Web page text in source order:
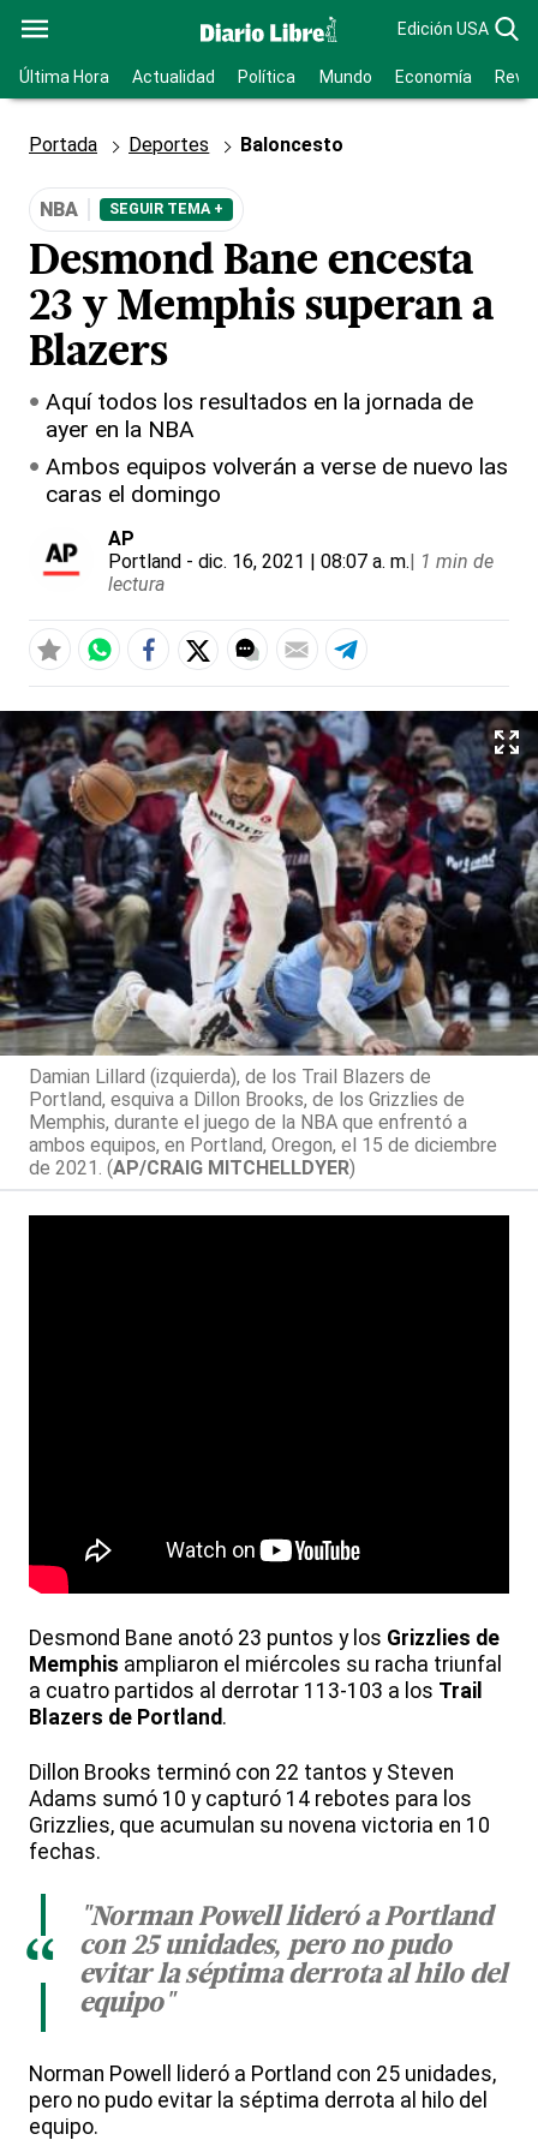
Edición USA
Última Hora Actualidad Política Mundo Economía
Portada Deportes Baloncesto
NBA SEGUIR TEMA +
Desmond Bane encesta
23 y Memphis superan a
Blazers
Aquí todos los resultados en la jornada de
ayer en la NBA
Ambos equipos volverán a verse de nuevo las
caras el domingo
AP
Portland - dic. 16, 2021 | 08:07 a. m.| 1 min de
lectura
Damian Lillard (izquierda), de los Trail Blazers de
Portland, esquiva a Dillon Brooks, de los Grizzlies de
Memphis, durante el juego de la NBA que enfrentó a
ambos equipos, en Portland, Oregon, el 15 de diciembre
de 2021. (AP/CRAIG MITCHELLDYER)
Desmond Bane anotó 23 puntos y los Grizzlies de
Memphis ampliaron el miércoles su racha triunfal
a cuatro partidos al derrotar 113-103 a los Trail
Blazers de Portland .
Dillon Brooks terminó con 22 tantos y Steven
Adams sumó 10 y capturó 14 rebotes para los
Grizzlies, que acumulan su novena victoria en 10
fechas.
"Norman Powell lideró a Portland
con 25 unidades, pero no pudo
evitar la séptima derrota al hilo del
equipo"
“
Norman Powell lideró a Portland con 25 unidades,
pero no pudo evitar la séptima derrota al hilo del
equipo.